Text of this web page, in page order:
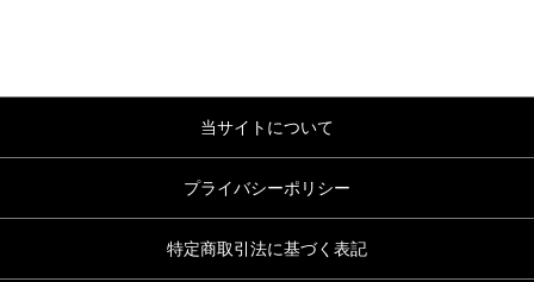
当サイトについて
プライバシーポリシー
特定商取引法に基づく表記